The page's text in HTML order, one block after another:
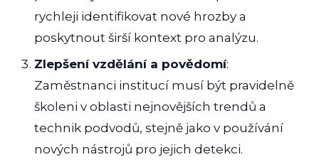
rychleji identifikovat nové hrozby a
poskytnout širší kontext pro analýzu.
Zlepšení vzdělání a povědomí:
Zaměstnanci institucí musí být pravidelně
školeni v oblasti nejnovějších trendů a
technik podvodů, stejně jako v používání
nových nástrojů pro jejich detekci.